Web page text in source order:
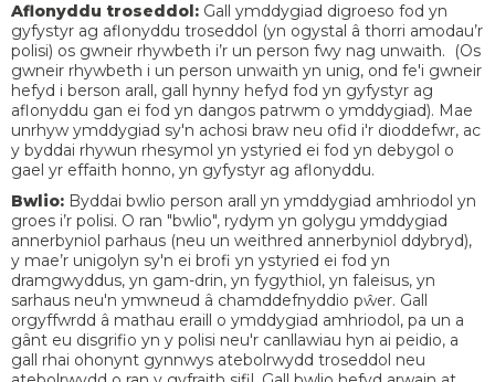
Aflonyddu troseddol: Gall ymddygiad digroeso fod yn
gyfystyr ag aflonyddu troseddol (yn ogystal â thorri amodau’r
polisi) os gwneir rhywbeth i’r un person fwy nag unwaith. (Os
gwneir rhywbeth i un person unwaith yn unig, ond fe'i gwneir
hefyd i berson arall, gall hynny hefyd fod yn gyfystyr ag
aflonyddu gan ei fod yn dangos patrwm o ymddygiad). Mae
unrhyw ymddygiad sy'n achosi braw neu ofid i'r dioddefwr, ac
y byddai rhywun rhesymol yn ystyried ei fod yn debygol o
gael yr effaith honno, yn gyfystyr ag aflonyddu.
Bwlio: Byddai bwlio person arall yn ymddygiad amhriodol yn
groes i’r polisi. O ran "bwlio", rydym yn golygu ymddygiad
annerbyniol parhaus (neu un weithred annerbyniol ddybryd),
y mae’r unigolyn sy'n ei brofi yn ystyried ei fod yn
dramgwyddus, yn gam-drin, yn fygythiol, yn faleisus, yn
sarhaus neu'n ymwneud â chamddefnyddio pŵer. Gall
orgyffwrdd â mathau eraill o ymddygiad amhriodol, pa un a
gânt eu disgrifio yn y polisi neu'r canllawiau hyn ai peidio, a
gall rhai ohonynt gynnwys atebolrwydd troseddol neu